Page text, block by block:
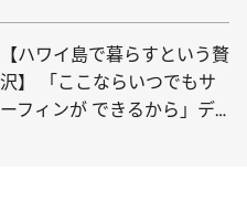
【ハワイ島で暮らすという贅
沢】 「ここならいつでもサ
ーフィンが できるから」デ